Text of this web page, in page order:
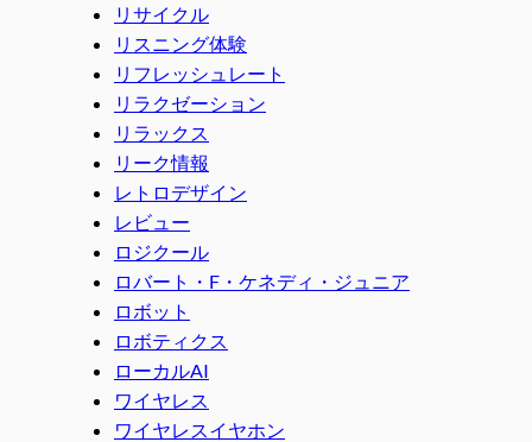
リサイクル
リスニング体験
リフレッシュレート
リラクゼーション
リラックス
リーク情報
レトロデザイン
レビュー
ロジクール
ロバート・F・ケネディ・ジュニア
ロボット
ロボティクス
ローカルAI
ワイヤレス
ワイヤレスイヤホン